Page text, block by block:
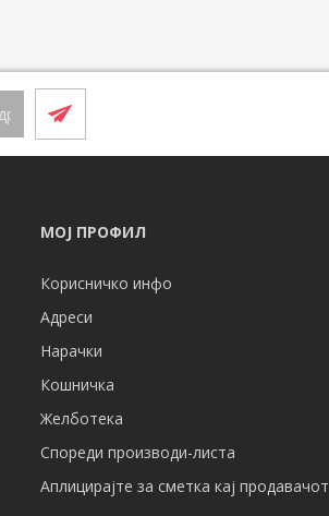
МОЈ ПРОФИЛ
Корисничко инфо
Адреси
Нарачки
Кошничка
Желботека
Спореди производи-листа
Аплицирајте за сметка кај продавачот